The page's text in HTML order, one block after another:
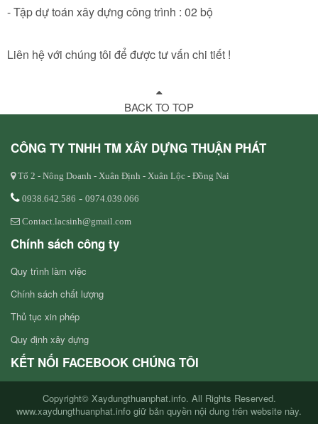
- Tập dự toán xây dựng công trình : 02 bộ
Liên hệ với chúng tôi để được tư vấn chi tiết !
BACK TO TOP
CÔNG TY TNHH TM XÂY DỰNG THUẬN PHÁT
Tổ 2 - Nông Doanh - Xuân Định - Xuân Lộc - Đồng Nai
0938.642.586 - 0974.039.066
Contact.lacsinh@gmail.com
Chính sách công ty
Quy trình làm việc
Chính sách chất lượng
Thủ tục xin phép
Quy định xây dựng
KẾT NỐI FACEBOOK CHÚNG TÔI
Copyright© Xaydungthuanphat.info. All Rights Reserved.
www.xaydungthuanphat.info giữ bản quyền nội dung trên website này.